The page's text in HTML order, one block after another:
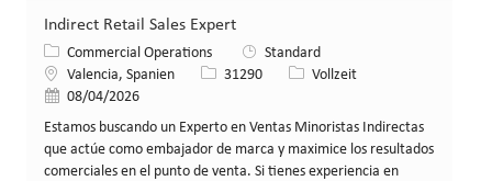
Indirect Retail Sales Expert
Kategorie
Commercial Operations
Standard
Standort
Valencia, Spanien Stellen-ID
31290 Art der Stelle
Vollzeit
Veröffentlicht am
08/04/2026
Estamos buscando un Experto en Ventas Minoristas Indirectas
que actúe como embajador de marca y maximice los resultados
comerciales en el punto de venta. Si tienes experiencia en